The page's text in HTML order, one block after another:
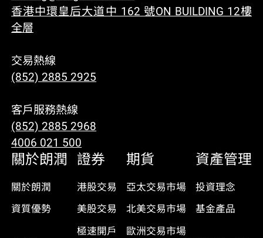
香港中環皇后大道中 162 號ON BUILDING 12樓
全層
交易熱線
(852) 2885 2925
客戶服務熱線
(852) 2885 2968
4006 021 500
關於朗潤
關於朗潤
資質優勢
證券
港股交易
美股交易
極速開戶
期貨
亞太交易市場
北美交易市場
歐洲交易市場
資產管理
投資理念
基金產品